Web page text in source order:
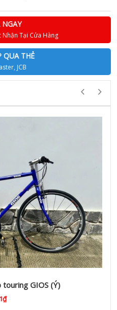
Nhận Tại Cửa Hàng
QUA THẺ
JCB
GIOS (Ý)
1₫